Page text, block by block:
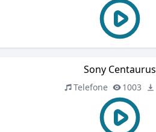
Sony Centaurus
Telefone 1003